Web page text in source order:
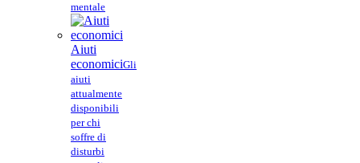
mentale
Aiuti
economiciGli
aiuti
attualmente
disponibili
per chi
soffre di
disturbi